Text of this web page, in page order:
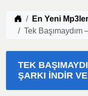
Müzik indir
En Yeni Mp3ler
Tek Başımaydım
TEK
ŞARKI İNDIR